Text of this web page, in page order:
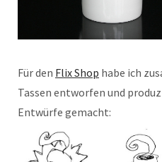
Für den Flix Shop habe ich
Tassen entworfen und
Entwürfe gemacht: